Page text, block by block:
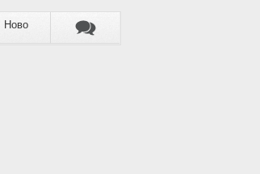
Ново